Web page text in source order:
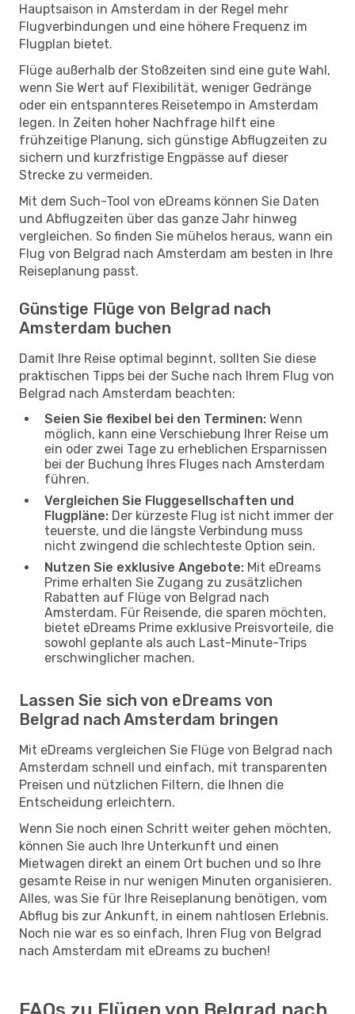
Hauptsaison in Amsterdam in der Regel mehr
Flugverbindungen und eine höhere Frequenz im
Flugplan bietet.
Flüge außerhalb der Stoßzeiten sind eine gute Wahl,
wenn Sie Wert auf Flexibilität, weniger Gedränge
oder ein entspannteres Reisetempo in Amsterdam
legen. In Zeiten hoher Nachfrage hilft eine
frühzeitige Planung, sich günstige Abflugzeiten zu
sichern und kurzfristige Engpässe auf dieser
Strecke zu vermeiden.
Mit dem Such-Tool von eDreams können Sie Daten
und Abflugzeiten über das ganze Jahr hinweg
vergleichen. So finden Sie mühelos heraus, wann ein
Flug von Belgrad nach Amsterdam am besten in Ihre
Reiseplanung passt.
Günstige Flüge von Belgrad nach
Amsterdam buchen
Damit Ihre Reise optimal beginnt, sollten Sie diese
praktischen Tipps bei der Suche nach Ihrem Flug von
Belgrad nach Amsterdam beachten:
Seien Sie flexibel bei den Terminen: Wenn
möglich, kann eine Verschiebung Ihrer Reise um
ein oder zwei Tage zu erheblichen Ersparnissen
bei der Buchung Ihres Fluges nach Amsterdam
führen.
Vergleichen Sie Fluggesellschaften und
Flugpläne: Der kürzeste Flug ist nicht immer der
teuerste, und die längste Verbindung muss
nicht zwingend die schlechteste Option sein.
Nutzen Sie exklusive Angebote: Mit eDreams
Prime erhalten Sie Zugang zu zusätzlichen
Rabatten auf Flüge von Belgrad nach
Amsterdam. Für Reisende, die sparen möchten,
bietet eDreams Prime exklusive Preisvorteile, die
sowohl geplante als auch Last-Minute-Trips
erschwinglicher machen.
Lassen Sie sich von eDreams von
Belgrad nach Amsterdam bringen
Mit eDreams vergleichen Sie Flüge von Belgrad nach
Amsterdam schnell und einfach, mit transparenten
Preisen und nützlichen Filtern, die Ihnen die
Entscheidung erleichtern.
Wenn Sie noch einen Schritt weiter gehen möchten,
können Sie auch Ihre Unterkunft und einen
Mietwagen direkt an einem Ort buchen und so Ihre
gesamte Reise in nur wenigen Minuten organisieren.
Alles, was Sie für Ihre Reiseplanung benötigen, vom
Abflug bis zur Ankunft, in einem nahtlosen Erlebnis.
Noch nie war es so einfach, Ihren Flug von Belgrad
nach Amsterdam mit eDreams zu buchen!